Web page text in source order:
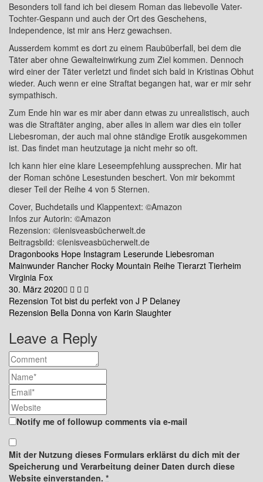
Besonders toll fand ich bei diesem Roman das liebevolle Vater-
Tochter-Gespann und auch der Ort des Geschehens,
Independence, ist mir ans Herz gewachsen.
Ausserdem kommt es dort zu einem Raubüberfall, bei dem die
Täter aber ohne Gewalteinwirkung zum Ziel kommen. Dennoch
wird einer der Täter verletzt und findet sich bald in Kristinas Obhut
wieder. Auch wenn er eine Straftat begangen hat, war er mir sehr
sympathisch.
Zum Ende hin war es mir aber dann etwas zu unrealistisch, auch
was die Straftäter anging, aber alles in allem war dies ein toller
Liebesroman, der auch mal ohne ständige Erotik ausgekommen
ist. Das findet man heutzutage ja nicht mehr so oft.
Ich kann hier eine klare Leseempfehlung aussprechen. Mir hat
der Roman schöne Lesestunden beschert. Von mir bekommt
dieser Teil der Reihe 4 von 5 Sternen.
Cover, Buchdetails und Klappentext: ©Amazon
Infos zur Autorin: ©Amazon
Rezension: ©lenisveasbücherwelt.de
Beitragsbild: ©lenisveasbücherwelt.de
Dragonbooks Hope Instagram Leserunde Liebesroman
Mainwunder Rancher Rocky Mountain Reihe Tierarzt Tierheim
Virginia Fox
30. März 2020
Beitragsnavigation
Rezension Tot bist du perfekt von J P Delaney
Rezension Bella Donna von Karin Slaughter
Leave a Reply
Notify me of followup comments via e-mail
Mit der Nutzung dieses Formulars erklärst du dich mit der
Speicherung und Verarbeitung deiner Daten durch diese
Website einverstanden. *